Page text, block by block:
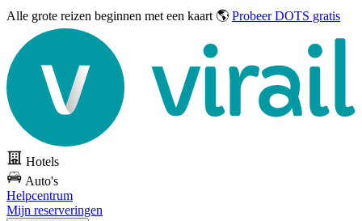
Alle grote reizen beginnen met een kaart 🌎 Probeer DOTS gratis
Hotels
Auto's
Helpcentrum
Mijn reserveringen